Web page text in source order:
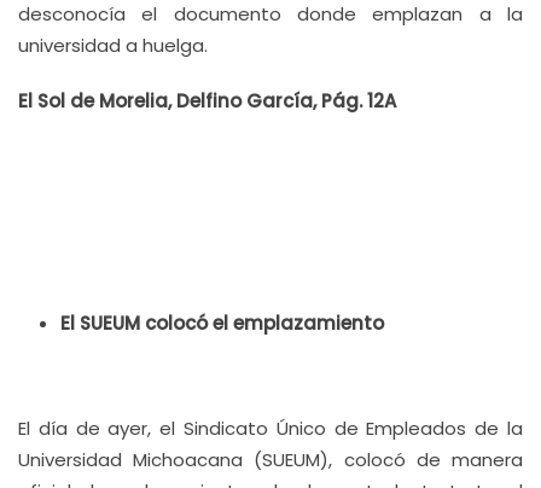
desconocía el documento donde emplazan a la
universidad a huelga.
El Sol de Morelia, Delfino García, Pág. 12A
El SUEUM colocó el emplazamiento
El día de ayer, el Sindicato Único de Empleados de la
Universidad Michoacana (SUEUM), colocó de manera